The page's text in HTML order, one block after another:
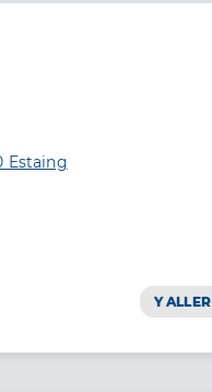
Estaing
Y ALLER